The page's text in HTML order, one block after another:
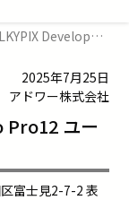
「SILKYPIX Developer Studio Pro12 ユーザーズガイド」発売のご案内
2025年7月25日
アドワー株式会社
Pro12 ユー
富士見2-7-2 表